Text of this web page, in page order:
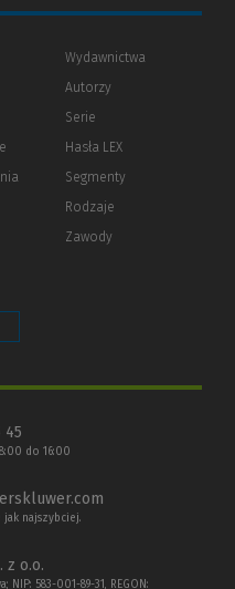
Wydawnictwa
Autorzy
Serie
Hasła LEX
Segmenty
Rodzaje
Zawody
45
do 16:00
najszybciej.
z o.o.
NIP: 583-001-89-31, REGON: